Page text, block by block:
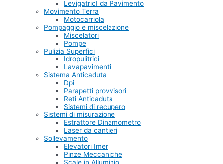
LevigatricI da Pavimento
Movimento Terra
Motocarriola
Pompaggio e miscelazione
Miscelatori
Pompe
Pulizia Superfici
Idropulitrici
Lavapavimenti
Sistema Anticaduta
Dpi
Parapetti provvisori
Reti Anticaduta
Sistemi di recupero
Sistemi di misurazione
Estrattore Dinamometro
Laser da cantieri
Sollevamento
Elevatori Imer
Pinze Meccaniche
Scale in Alluminio